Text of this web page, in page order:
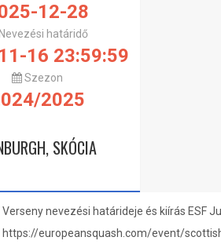
12-28
Nevezési határidő
16 23:59:59
Szezon
2025
SKÓCIA
Verseny nevezési határideje és kiírás ESF
https://europeansquash.com/event/